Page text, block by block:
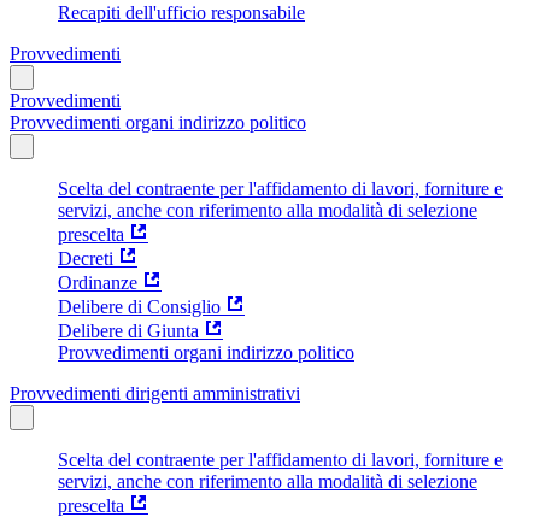
Recapiti dell'ufficio responsabile
Provvedimenti
Provvedimenti
Provvedimenti organi indirizzo politico
Scelta del contraente per l'affidamento di lavori, forniture e
servizi, anche con riferimento alla modalità di selezione
prescelta
Decreti
Ordinanze
Delibere di Consiglio
Delibere di Giunta
Provvedimenti organi indirizzo politico
Provvedimenti dirigenti amministrativi
Scelta del contraente per l'affidamento di lavori, forniture e
servizi, anche con riferimento alla modalità di selezione
prescelta